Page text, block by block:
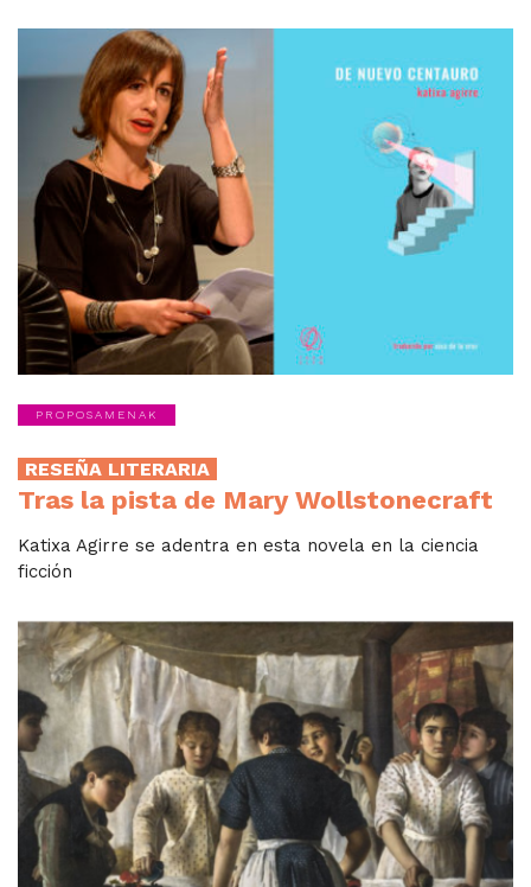
PROPOSAMENAK
RESEÑA LITERARIA
Tras la pista de Mary Wollstonecraft
Katixa Agirre se adentra en esta novela en la ciencia
ficción